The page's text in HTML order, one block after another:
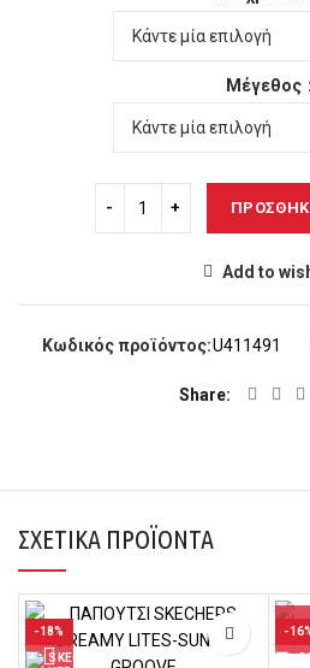
Μέγεθος
Add to
Κωδικός προϊόντος:U411491
Share
ΣΧΕΤΙΚΆ ΠΡΟΪΌΝΤΑ
-18% -